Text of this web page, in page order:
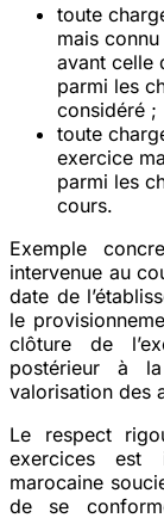
toute
mais
avant celle
parmi les
considéré ;
toute
exercice
parmi les
cours.
Exemple
intervenue au
date de
le
clôture de
postérieur à
valorisation des
Le respect
exercices est
marocaine
de se